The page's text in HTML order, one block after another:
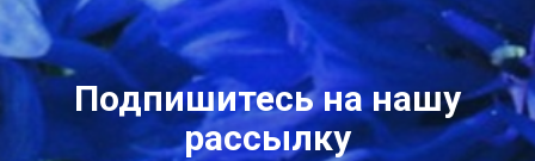
Подпишитесь на нашу
рассылку